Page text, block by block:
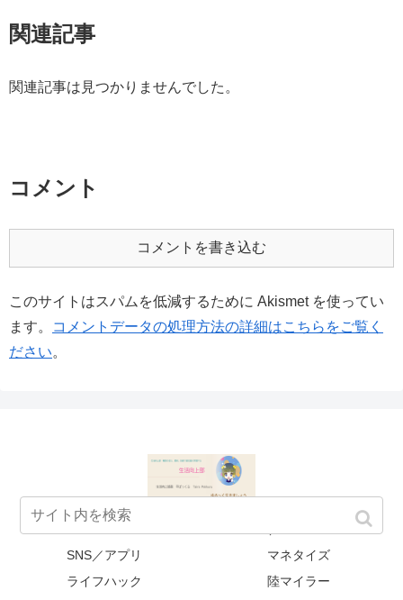
関連記事
関連記事は見つかりませんでした。
コメント
コメントを書き込む
このサイトはスパムを低減するために Akismet を使ってい
ます。
コメントデータの処理方法の詳細はこちらをご覧く
ださい。
SNS／アプリ
マネタイズ
ライフハック
陸マイラー